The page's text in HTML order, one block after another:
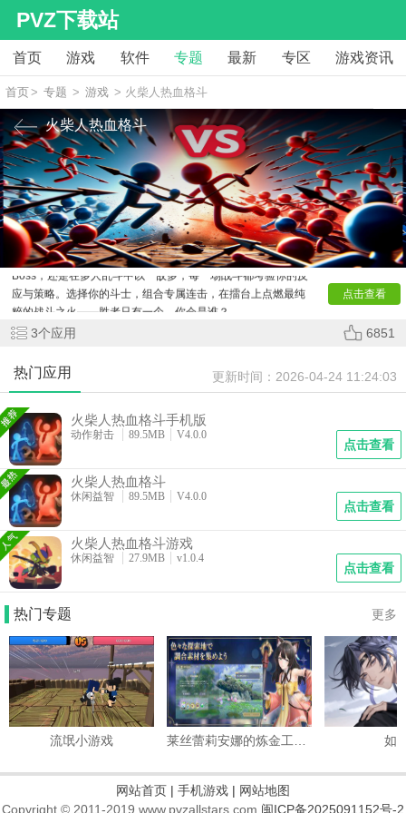
PVZ下载站
首页 游戏 软件 专题 最新 专区 游戏资讯
首页> 专题 > 游戏 > 火柴人热血格斗
火柴人热血格斗
点击查看
《火柴人热血格斗》是一款充满暴力美学的硬核格斗游
戏！在这里，你将操控风格各异的火柴人战士，在极简却冲击
力十足的画面中展开热血搏杀。游戏拥有流畅如闪电的连招系
统、拳拳到肉的打击感与数十种独特技能。无论是单挑强大的
Boss，还是在多人乱斗中以一敌多，每一场战斗都考验你的反
应与策略。选择你的斗士，组合专属连击，在擂台上点燃最纯
粹的战斗之火——胜者只有一个，你会是谁？
3个应用 6851
热门应用 更新时间： 2026-04-24 11:24:03
火柴人热血格斗手机版
动作射击 89.5MB V4.0.0
点击查看
火柴人热血格斗
休闲益智 89.5MB V4.0.0
点击查看
火柴人热血格斗游戏
休闲益智 27.9MB v1.0.4
点击查看
热门专题 更多
流氓小游戏 如
网站首页 | 手机游戏 | 网站地图
Copyright © 2011-2019 www.pvzallstars.com. 闽ICP备2025091152号-2